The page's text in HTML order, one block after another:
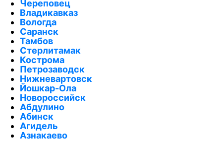
Череповец
Владикавказ
Вологда
Саранск
Тамбов
Стерлитамак
Кострома
Петрозаводск
Нижневартовск
Йошкар-Ола
Новороссийск
Абдулино
Абинск
Агидель
Азнакаево